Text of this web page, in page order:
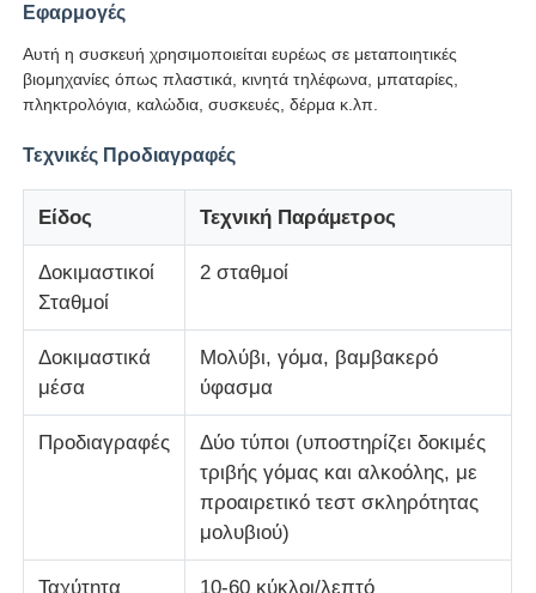
Καθολική μηχανή δοκιμών
Μηχανή δοκιμής κρούσεων
Μηχανή δοκιμής γδαρσίματος
λαστιχένιος εξοπλισμός δοκιμής
Εξοπλισμός δοκιμής υποδημάτων
Εξοπλισμός δοκιμής δομικών υλικών
Εξοπλισμός δοκιμής συσκευασίας
Εξοπλισμός δοκιμής συγκολλητικών
Εφαρμογές
Αυτή η συσκευή χρησιμοποιείται ευρέως σε μεταποιητικές
βιομηχανίες όπως πλαστικά, κινητά τηλέφωνα, μπαταρίες,
πληκτρολόγια, καλώδια, συσκευές, δέρμα κ.λπ.
Τεχνικές Προδιαγραφές
Είδος Τεχνική Παράμετρος
Δοκιμαστικοί
Σταθμοί
2 σταθμοί
Δοκιμαστικά
μέσα
Μολύβι, γόμα, βαμβακερό
ύφασμα
Προδιαγραφές
Δύο τύποι (υποστηρίζει δοκιμές
τριβής γόμας και αλκοόλης, με
προαιρετικό τεστ σκληρότητας
μολυβιού)
Ταχύτητα 10-60 κύκλοι/λεπτό